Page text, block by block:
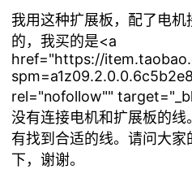
我用这种扩展板，配了电
的，我买的是<a
href="https://
rel="nofollow""
没有连接电机和扩展板的
有找到合适的线。请问大
下，谢谢。